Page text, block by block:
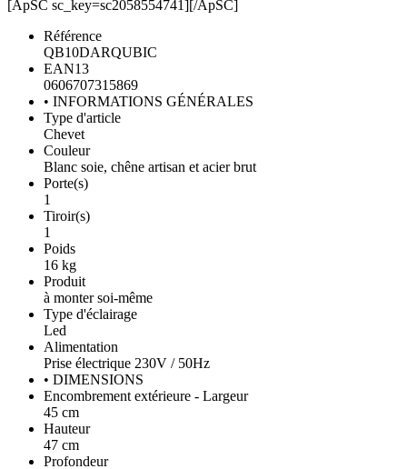
[ApSC sc_key=sc2058554741][/ApSC]
Référence
QB10DARQUBIC
EAN13
0606707315869
• INFORMATIONS GÉNÉRALES
Type d'article
Chevet
Couleur
Blanc soie, chêne artisan et acier brut
Porte(s)
1
Tiroir(s)
1
Poids
16 kg
Produit
à monter soi-même
Type d'éclairage
Led
Alimentation
Prise électrique 230V / 50Hz
• DIMENSIONS
Encombrement extérieure - Largeur
45 cm
Hauteur
47 cm
Profondeur